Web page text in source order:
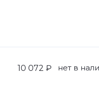
10 072 ₽ нет в